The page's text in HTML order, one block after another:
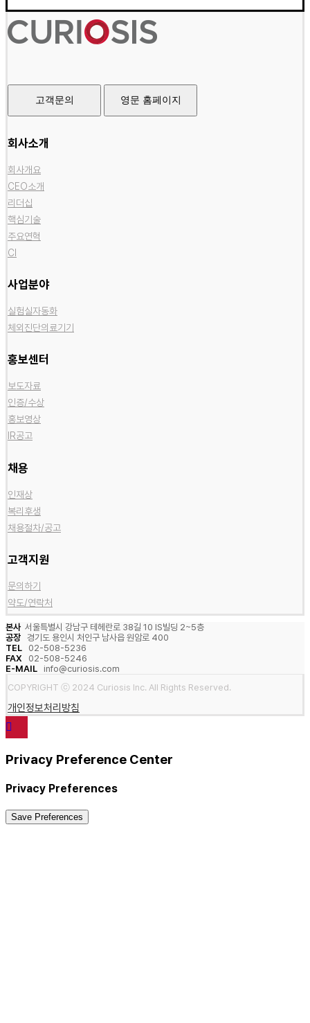
고객문의 영문 홈페이지
회사소개
회사개요
CEO소개
리더십
핵심기술
주요연혁
CI
사업분야
실험실자동화
체외진단의료기기
홍보센터
보도자료
인증/수상
홍보영상
IR공고
채용
인재상
복리후생
채용절차/공고
고객지원
문의하기
약도/연락처
본사 서울특별시 강남구 테헤란로 38길 10 IS빌딩 2~5층
공장 경기도 용인시 처인구 남사읍 원암로 400
TEL
02-508-5236
FAX
02-508-5246
E-MAIL
info@curiosis.com
COPYRIGHT ⓒ 2024 Curiosis Inc. All Rights Reserved.
개인정보처리방침
Privacy Preference Center
Privacy Preferences